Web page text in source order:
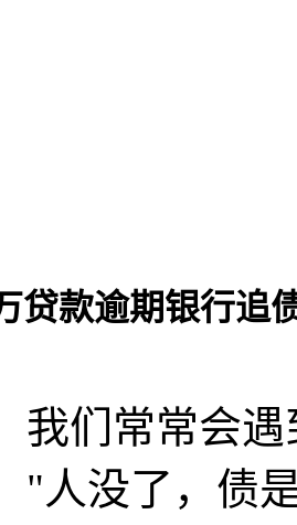
贷款逾期银行追
我们常常会
"人没了，债